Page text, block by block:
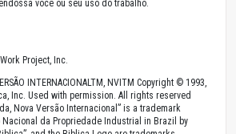
você ou seu uso do trabalho.
Project, Inc.
INTERNACIONALTM, NVITM Copyright © 1993,
Inc. Used with permission. All rights reserved
Nova Versão Internacional” is a trademark
da Propriedade Industrial in Brazil by